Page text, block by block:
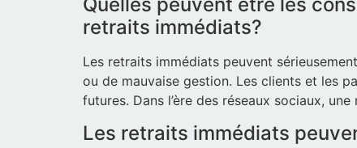
retraits immédiats?
Les retraits immédiats peuvent
ou de mauvaise gestion. Les clients et les
futures. Dans l’ère des réseaux sociaux,
Les retraits immédiats